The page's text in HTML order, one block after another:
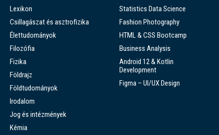
Lexikon
Csillagászat és asztrofizika
Élettudományok
Filozófia
Fizika
Földrajz
Földtudományok
Irodalom
Jog és intézmények
Kémia
Statistics Data Science
Fashion Photography
HTML & CSS Bootcamp
Business Analysis
Android 12 & Kotlin
Development
Figma – UI/UX Design